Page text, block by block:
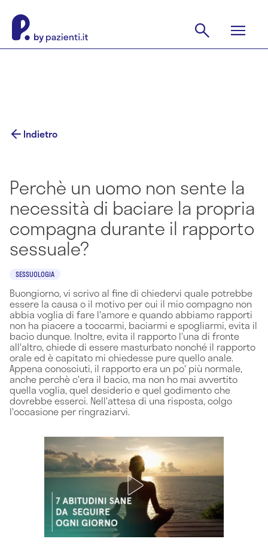
Indietro
Perchè un uomo non sente la
necessità di baciare la propria
compagna durante il rapporto
sessuale?
SESSUOLOGIA
Buongiorno, vi scrivo al fine di chiedervi quale potrebbe
essere la causa o il motivo per cui il mio compagno non
abbia voglia di fare l'amore e quando abbiamo rapporti
non ha piacere a toccarmi, baciarmi e spogliarmi, evita il
bacio dunque. Inoltre, evita il rapporto l'una di fronte
all'altro, chiede di essere masturbato nonché il rapporto
orale ed è capitato mi chiedesse pure quello anale.
Appena conosciuti, il rapporto era un po' più normale,
anche perchè c'era il bacio, ma non ho mai avvertito
quella voglia, quel desiderio e quel godimento che
dovrebbe esserci. Nell'attesa di una risposta, colgo
l'occasione per ringraziarvi.